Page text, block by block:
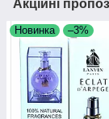
Акційні
Новинка –3%